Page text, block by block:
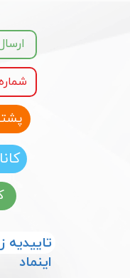
​​تاییدیه
اینماد